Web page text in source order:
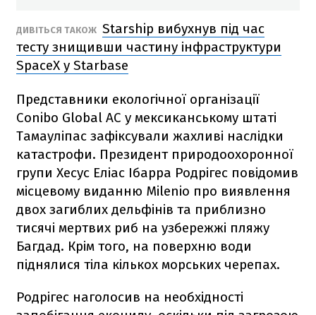
ДИВІТЬСЯ ТАКОЖ Starship вибухнув під час
тесту знищивши частину інфраструктури
SpaceX у Starbase
Представники екологічної організації
Conibo Global AC у мексиканському штаті
Тамауліпас зафіксували жахливі наслідки
катастрофи. Президент природоохоронної
групи Хесус Еліас Ібарра Родрігес повідомив
місцевому виданню Milenio про виявлення
двох загиблих дельфінів та приблизно
тисячі мертвих риб на узбережжі пляжу
Багдад. Крім того, на поверхню води
піднялися тіла кількох морських черепах.
Родрігес наголосив на необхідності